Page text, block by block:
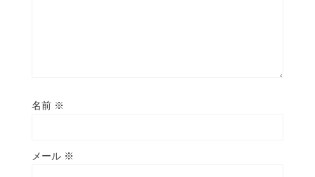
名前 ※
メール ※